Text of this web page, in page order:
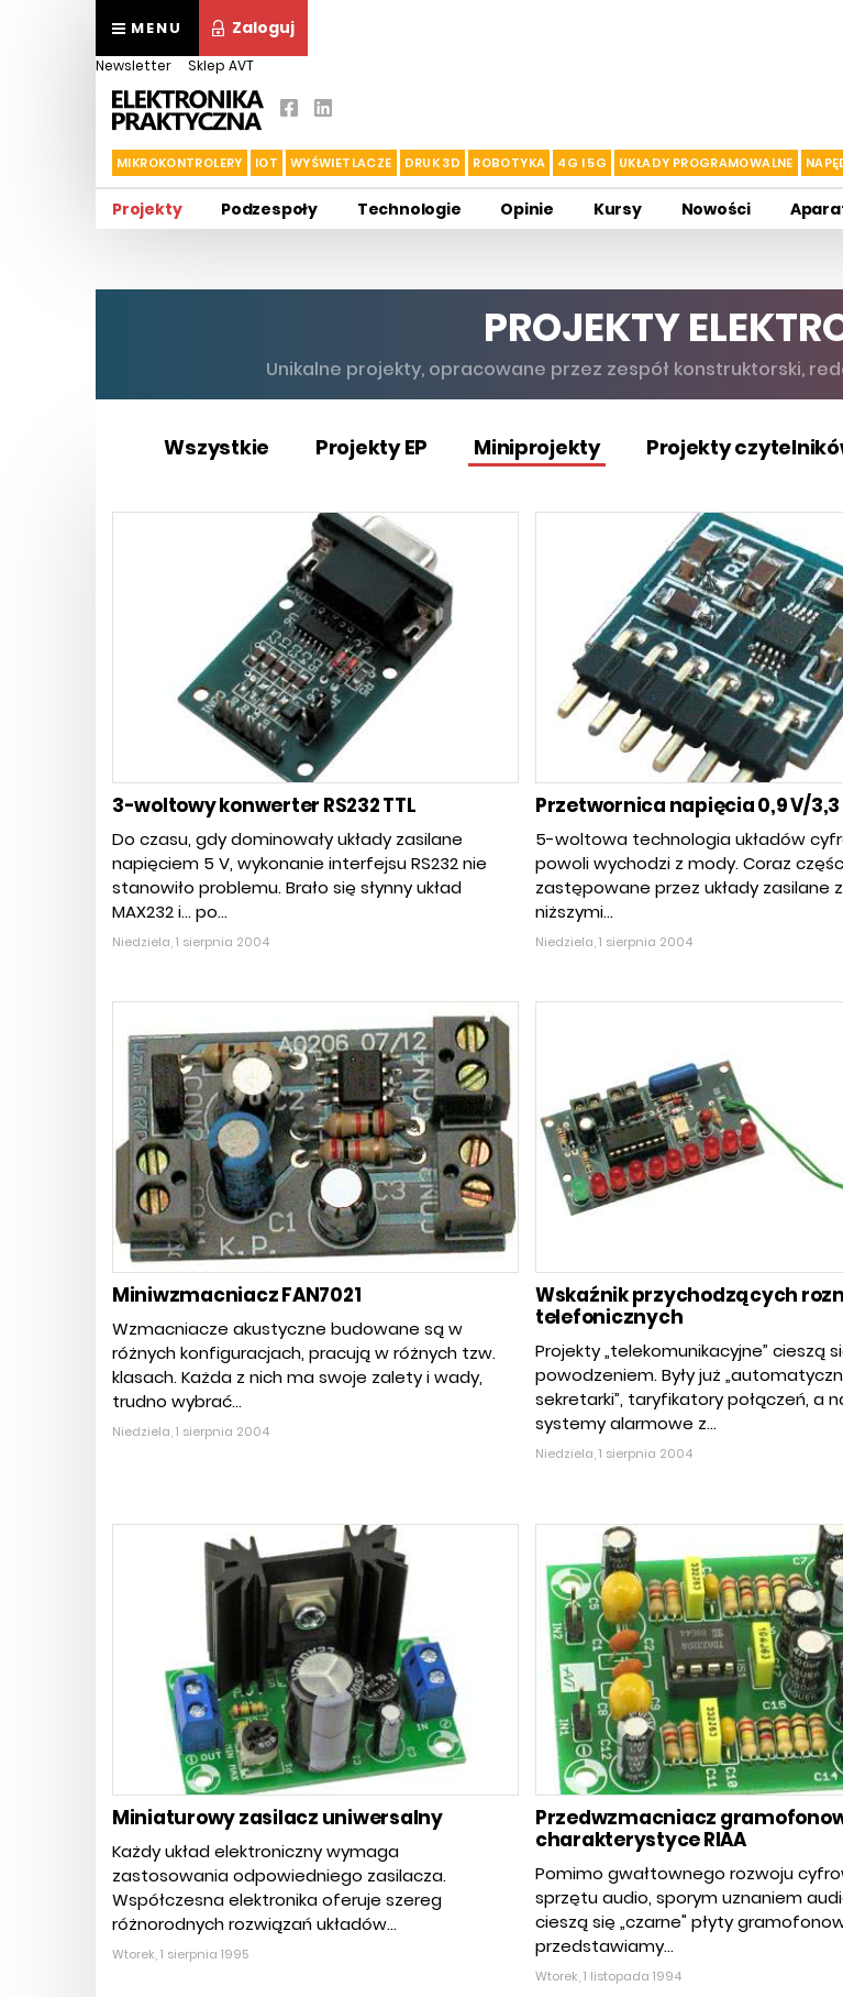
MENU Zaloguj
Newsletter Sklep AVT
MIKROKONTROLERY IOT WYŚWIETLACZE DRUK 3D ROBOTYKA 4G I 5G UKŁADY PROGRAMOWALNE
Projekty Podzespoły Technologie Opinie Kursy Nowości
PROJEKTY
Unikalne projekty, opracowane przez zespół konstruktorski,
Wszystkie Projekty EP Miniprojekty Projekty
3-woltowy konwerter RS232 TTL
Do czasu, gdy dominowały układy zasilane
napięciem 5 V, wykonanie interfejsu RS232 nie
stanowiło problemu. Brało się słynny układ
MAX232 i... po...
Niedziela, 1 sierpnia 2004
Przetwornica napięcia 0,9 V/3,3
5-woltowa technologia układów
powoli wychodzi z mody. Coraz
zastępowane przez układy zasilane
niższymi...
Niedziela, 1 sierpnia 2004
Miniwzmacniacz FAN7021
Wzmacniacze akustyczne budowane są w
różnych konfiguracjach, pracują w różnych tzw.
klasach. Każda z nich ma swoje zalety i wady,
trudno wybrać...
Niedziela, 1 sierpnia 2004
Wskaźnik przychodzących
telefonicznych
Projekty „telekomunikacyjne” cieszą
powodzeniem. Były już
sekretarki”, taryfikatory połączeń, a
systemy alarmowe z...
Niedziela, 1 sierpnia 2004
Miniaturowy zasilacz uniwersalny
Każdy układ elektroniczny wymaga
zastosowania odpowiedniego zasilacza.
Współczesna elektronika oferuje szereg
różnorodnych rozwiązań układów...
Wtorek, 1 sierpnia 1995
Przedwzmacniacz
charakterystyce RIAA
Pomimo gwałtownego rozwoju
sprzętu audio, sporym uznaniem
cieszą się „czarne" płyty
przedstawiamy...
Wtorek, 1 listopada 1994